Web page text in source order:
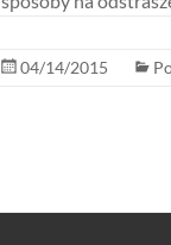
04/14/2015